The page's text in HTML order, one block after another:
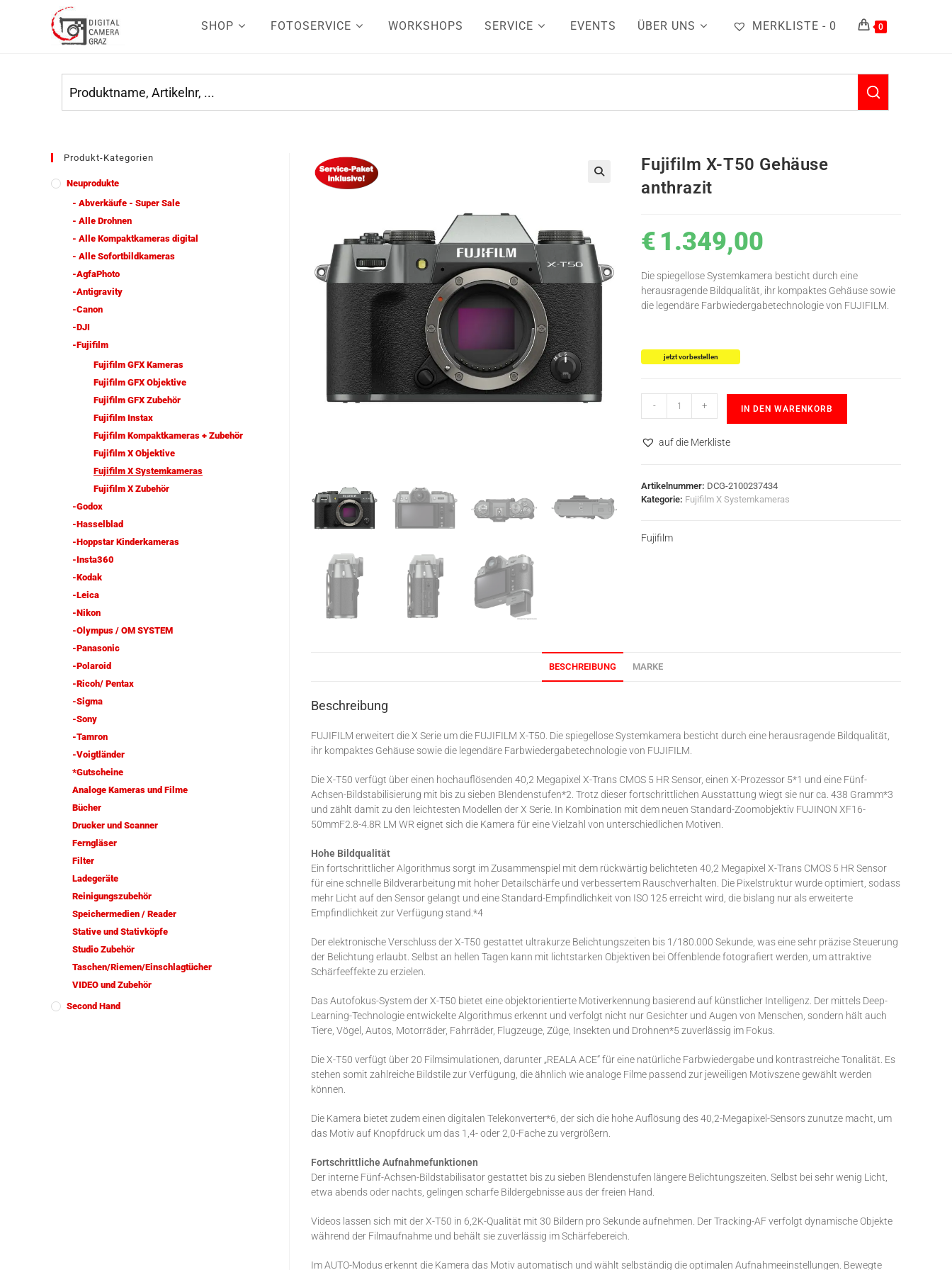
SHOP FOTOSERVICE WORKSHOPS SERVICE EVENTS ÜBER UNS MERKLISTE - 0 0
Fujifilm X-T50 Gehäuse
anthrazit
€ 1.349,00
Die spiegellose Systemkamera besticht durch eine
herausragende Bildqualität, ihr kompaktes Gehäuse sowie
die legendäre Farbwiedergabetechnologie von FUJIFILM.
jetzt vorbestellen
- + IN DEN WARENKORB
auf die Merkliste
Artikelnummer: DCG-2100237434
Kategorie: Fujifilm X Systemkameras
Fujifilm
BESCHREIBUNG MARKE
Beschreibung
FUJIFILM erweitert die X Serie um die FUJIFILM X-T50. Die spiegellose Systemkamera besticht durch eine herausragende Bildqualität,
ihr kompaktes Gehäuse sowie die legendäre Farbwiedergabetechnologie von FUJIFILM.
Die X-T50 verfügt über einen hochauflösenden 40,2 Megapixel X-Trans CMOS 5 HR Sensor, einen X-Prozessor 5*1 und eine Fünf-
Achsen-Bildstabilisierung mit bis zu sieben Blendenstufen*2. Trotz dieser fortschrittlichen Ausstattung wiegt sie nur ca. 438 Gramm*3
und zählt damit zu den leichtesten Modellen der X Serie. In Kombination mit dem neuen Standard-Zoomobjektiv FUJINON XF16-
50mmF2.8-4.8R LM WR eignet sich die Kamera für eine Vielzahl von unterschiedlichen Motiven.
Hohe Bildqualität
Ein fortschrittlicher Algorithmus sorgt im Zusammenspiel mit dem rückwärtig belichteten 40,2 Megapixel X-Trans CMOS 5 HR Sensor
für eine schnelle Bildverarbeitung mit hoher Detailschärfe und verbessertem Rauschverhalten. Die Pixelstruktur wurde optimiert, sodass
mehr Licht auf den Sensor gelangt und eine Standard-Empfindlichkeit von ISO 125 erreicht wird, die bislang nur als erweiterte
Empfindlichkeit zur Verfügung stand.*4
Der elektronische Verschluss der X-T50 gestattet ultrakurze Belichtungszeiten bis 1/180.000 Sekunde, was eine sehr präzise Steuerung
der Belichtung erlaubt. Selbst an hellen Tagen kann mit lichtstarken Objektiven bei Offenblende fotografiert werden, um attraktive
Schärfeeffekte zu erzielen.
Das Autofokus-System der X-T50 bietet eine objektorientierte Motiverkennung basierend auf künstlicher Intelligenz. Der mittels Deep-
Learning-Technologie entwickelte Algorithmus erkennt und verfolgt nicht nur Gesichter und Augen von Menschen, sondern hält auch
Tiere, Vögel, Autos, Motorräder, Fahrräder, Flugzeuge, Züge, Insekten und Drohnen*5 zuverlässig im Fokus.
Die X-T50 verfügt über 20 Filmsimulationen, darunter „REALA ACE“ für eine natürliche Farbwiedergabe und kontrastreiche Tonalität. Es
stehen somit zahlreiche Bildstile zur Verfügung, die ähnlich wie analoge Filme passend zur jeweiligen Motivszene gewählt werden
können.
Die Kamera bietet zudem einen digitalen Telekonverter*6, der sich die hohe Auflösung des 40,2-Megapixel-Sensors zunutze macht, um
das Motiv auf Knopfdruck um das 1,4- oder 2,0-Fache zu vergrößern.
Fortschrittliche Aufnahmefunktionen
Der interne Fünf-Achsen-Bildstabilisator gestattet bis zu sieben Blendenstufen längere Belichtungszeiten. Selbst bei sehr wenig Licht,
etwa abends oder nachts, gelingen scharfe Bildergebnisse aus der freien Hand.
Videos lassen sich mit der X-T50 in 6,2K-Qualität mit 30 Bildern pro Sekunde aufnehmen. Der Tracking-AF verfolgt dynamische Objekte
während der Filmaufnahme und behält sie zuverlässig im Schärfebereich.
Im AUTO-Modus erkennt die Kamera das Motiv automatisch und wählt selbständig die optimalen Aufnahmeeinstellungen. Bewegte
Produkt-Kategorien
Neuprodukte
- Abverkäufe - Super Sale
- Alle Drohnen
- Alle Kompaktkameras digital
- Alle Sofortbildkameras
-AgfaPhoto
-Antigravity
-Canon
-DJI
-Fujifilm
Fujifilm GFX Kameras
Fujifilm GFX Objektive
Fujifilm GFX Zubehör
Fujifilm Instax
Fujifilm Kompaktkameras + Zubehör
Fujifilm X Objektive
Fujifilm X Systemkameras
Fujifilm X Zubehör
-Godox
-Hasselblad
-Hoppstar Kinderkameras
-Insta360
-Kodak
-Leica
-Nikon
-Olympus / OM SYSTEM
-Panasonic
-Polaroid
-Ricoh/ Pentax
-Sigma
-Sony
-Tamron
-Voigtländer
*Gutscheine
Analoge Kameras und Filme
Bücher
Drucker und Scanner
Ferngläser
Filter
Ladegeräte
Reinigungszubehör
Speichermedien / Reader
Stative und Stativköpfe
Studio Zubehör
Taschen/Riemen/Einschlagtücher
VIDEO und Zubehör
Second Hand